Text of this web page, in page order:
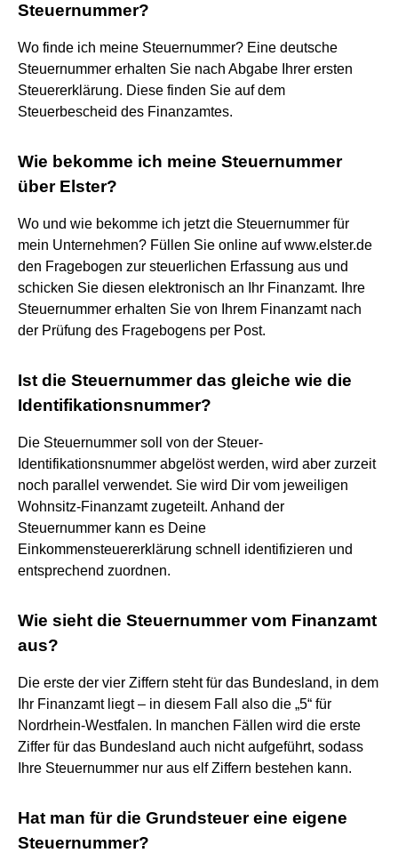
Steuernummer?
Wo finde ich meine Steuernummer? Eine deutsche
Steuernummer erhalten Sie nach Abgabe Ihrer ersten
Steuererklärung. Diese finden Sie auf dem
Steuerbescheid des Finanzamtes.
Wie bekomme ich meine Steuernummer
über Elster?
Wo und wie bekomme ich jetzt die Steuernummer für
mein Unternehmen? Füllen Sie online auf www.elster.de
den Fragebogen zur steuerlichen Erfassung aus und
schicken Sie diesen elektronisch an Ihr Finanzamt. Ihre
Steuernummer erhalten Sie von Ihrem Finanzamt nach
der Prüfung des Fragebogens per Post.
Ist die Steuernummer das gleiche wie die
Identifikationsnummer?
Die Steuernummer soll von der Steuer-
Identifikationsnummer abgelöst werden, wird aber zurzeit
noch parallel verwendet. Sie wird Dir vom jeweiligen
Wohnsitz-Finanzamt zugeteilt. Anhand der
Steuernummer kann es Deine
Einkommensteuererklärung schnell identifizieren und
entsprechend zuordnen.
Wie sieht die Steuernummer vom Finanzamt
aus?
Die erste der vier Ziffern steht für das Bundesland, in dem
Ihr Finanzamt liegt – in diesem Fall also die „5“ für
Nordrhein-Westfalen. In manchen Fällen wird die erste
Ziffer für das Bundesland auch nicht aufgeführt, sodass
Ihre Steuernummer nur aus elf Ziffern bestehen kann.
Hat man für die Grundsteuer eine eigene
Steuernummer?